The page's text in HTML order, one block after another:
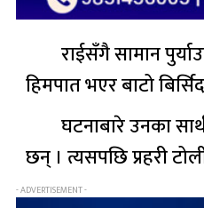
राईसँगै सामान
हिमपात भएर बाटो
घटनाबारे उनका
छन् । त्यसपछि प्रहरी
- ADVERTISEMENT -